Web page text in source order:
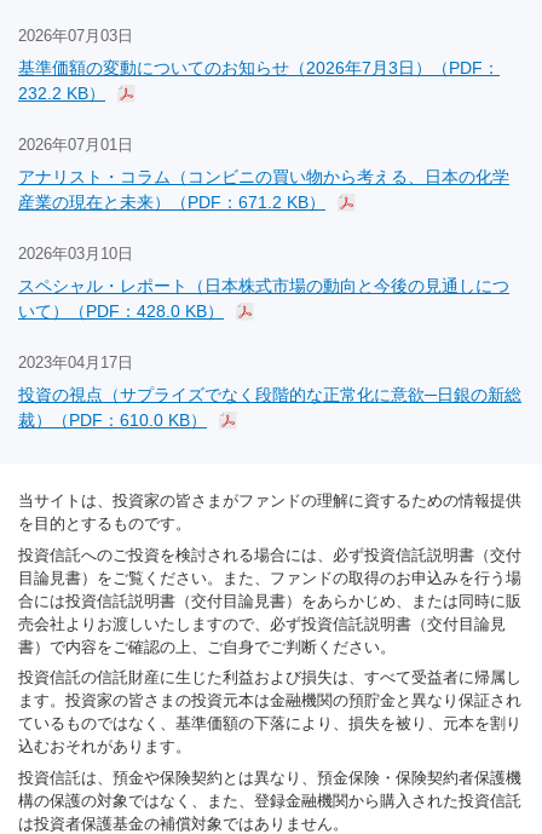
2026年07月03日
基準価額の変動についてのお知らせ（2026年7月3日）（PDF：
232.2 KB）
2026年07月01日
アナリスト・コラム（コンビニの買い物から考える、日本の化学
産業の現在と未来）（PDF：671.2 KB）
2026年03月10日
スペシャル・レポート（日本株式市場の動向と今後の見通しにつ
いて）（PDF：428.0 KB）
2023年04月17日
投資の視点（サプライズでなく段階的な正常化に意欲─日銀の新総
裁）（PDF：610.0 KB）
当サイトは、投資家の皆さまがファンドの理解に資するための情報提供
を目的とするものです。
投資信託へのご投資を検討される場合には、必ず投資信託説明書（交付
目論見書）をご覧ください。また、ファンドの取得のお申込みを行う場
合には投資信託説明書（交付目論見書）をあらかじめ、または同時に販
売会社よりお渡しいたしますので、必ず投資信託説明書（交付目論見
書）で内容をご確認の上、ご自身でご判断ください。
投資信託の信託財産に生じた利益および損失は、すべて受益者に帰属し
ます。投資家の皆さまの投資元本は金融機関の預貯金と異なり保証され
ているものではなく、基準価額の下落により、損失を被り、元本を割り
込むおそれがあります。
投資信託は、預金や保険契約とは異なり、預金保険・保険契約者保護機
構の保護の対象ではなく、また、登録金融機関から購入された投資信託
は投資者保護基金の補償対象ではありません。